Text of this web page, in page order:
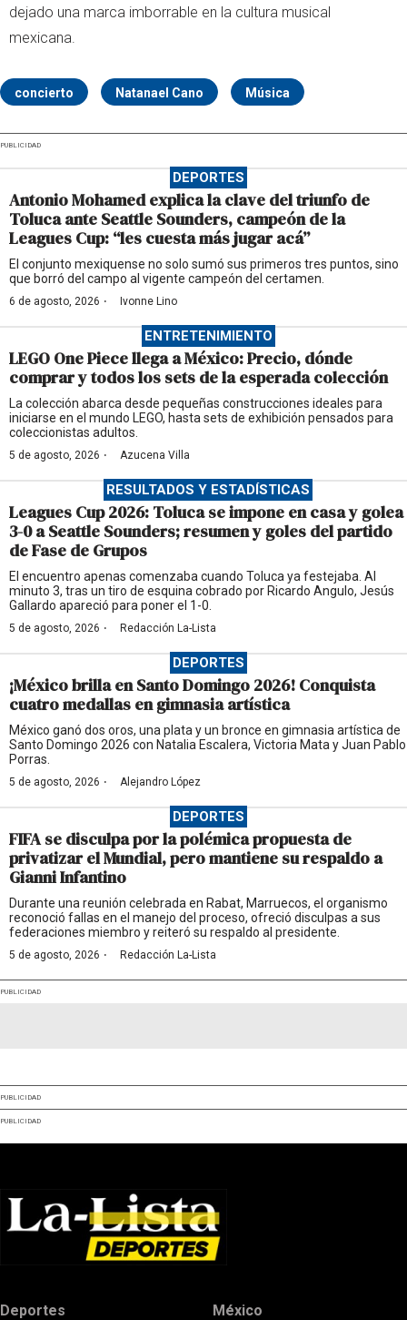
dejado una marca imborrable en la cultura musical
mexicana.
concierto Natanael Cano Música
PUBLICIDAD
DEPORTES
Antonio Mohamed explica la clave del triunfo de
Toluca ante Seattle Sounders, campeón de la
Leagues Cup: “les cuesta más jugar acá”
El conjunto mexiquense no solo sumó sus primeros tres puntos, sino
que borró del campo al vigente campeón del certamen.
6 de agosto, 2026 · Ivonne Lino
ENTRETENIMIENTO
LEGO One Piece llega a México: Precio, dónde
comprar y todos los sets de la esperada colección
La colección abarca desde pequeñas construcciones ideales para
iniciarse en el mundo LEGO, hasta sets de exhibición pensados para
coleccionistas adultos.
5 de agosto, 2026 · Azucena Villa
RESULTADOS Y ESTADÍSTICAS
Leagues Cup 2026: Toluca se impone en casa y golea
3-0 a Seattle Sounders; resumen y goles del partido
de Fase de Grupos
El encuentro apenas comenzaba cuando Toluca ya festejaba. Al
minuto 3, tras un tiro de esquina cobrado por Ricardo Angulo, Jesús
Gallardo apareció para poner el 1-0.
5 de agosto, 2026 · Redacción La-Lista
DEPORTES
¡México brilla en Santo Domingo 2026! Conquista
cuatro medallas en gimnasia artística
México ganó dos oros, una plata y un bronce en gimnasia artística de
Santo Domingo 2026 con Natalia Escalera, Victoria Mata y Juan Pablo
Porras.
5 de agosto, 2026 · Alejandro López
DEPORTES
FIFA se disculpa por la polémica propuesta de
privatizar el Mundial, pero mantiene su respaldo a
Gianni Infantino
Durante una reunión celebrada en Rabat, Marruecos, el organismo
reconoció fallas en el manejo del proceso, ofreció disculpas a sus
federaciones miembro y reiteró su respaldo al presidente.
5 de agosto, 2026 · Redacción La-Lista
PUBLICIDAD
PUBLICIDAD
PUBLICIDAD
Deportes México